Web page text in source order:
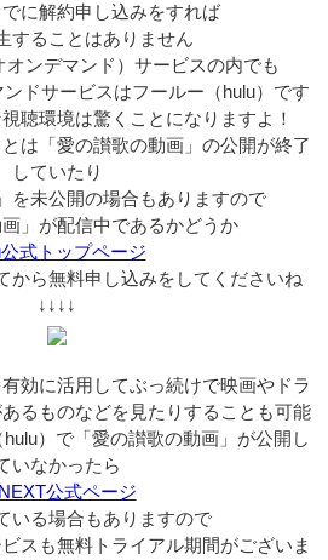
に解約申し込みをすれば
することはありません
ンデマンド）サービスの内でも
ドサービスはフールー（hulu）です
聴環境は驚くことになりますよ！
は「愛の讃歌の動画」の公開が終了
していたり
を未公開の場合もありますので
画」が配信中であるかどうか
式トップページ
から無料申し込みをしてくださいね
↓↓↓↓
効に活用してぶっ続けで映画やドラ
るものなどを見たりすることも可能
）で「愛の讃歌の動画」が公開し
いなかったら
公式ページ
いる場合もありますので
スも無料トライアル期間がございま